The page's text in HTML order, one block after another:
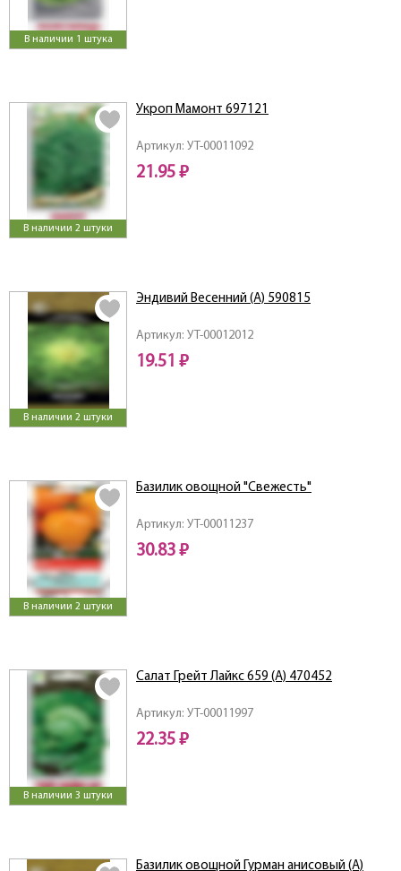
В наличии 1 штука
В наличии 2 штуки
Артикул: УТ-00011092
Укроп Мамонт 697121
21.95 ₽
В наличии 2 штуки
Артикул: УТ-00012012
Эндивий Весенний (А) 590815
19.51 ₽
В наличии 2 штуки
Артикул: УТ-00011237
Базилик овощной "Свежесть"
30.83 ₽
В наличии 3 штуки
Артикул: УТ-00011997
Салат Грейт Лайкс 659 (А) 470452
22.35 ₽
Базилик овощной Гурман анисовый (А)